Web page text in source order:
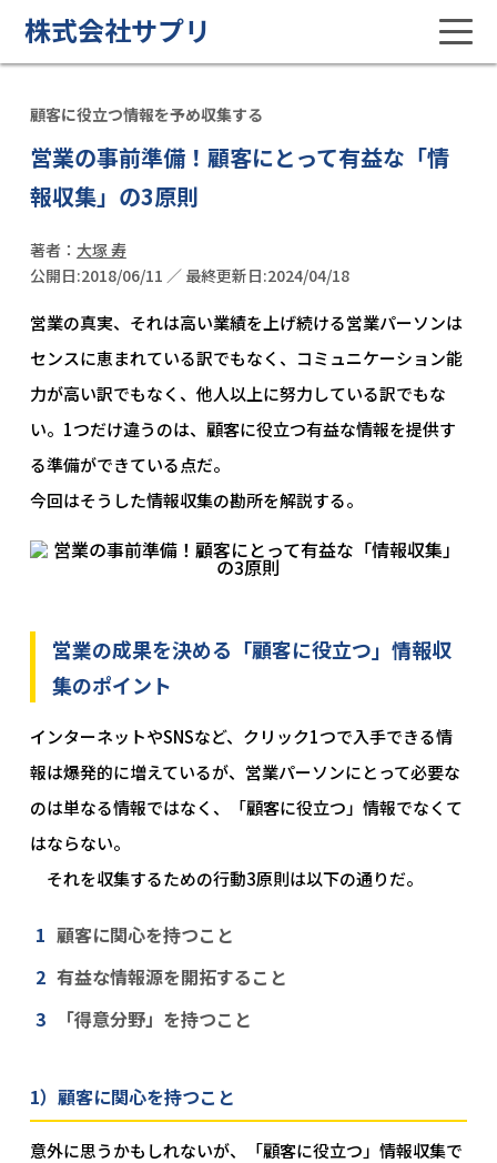
株式会社サプリ
顧客に役立つ情報を予め収集する
営業の事前準備！顧客にとって有益な「情
報収集」の3原則
著者： 大塚 寿
公開日:2018/06/11 ／ 最終更新日:2024/04/18
営業の真実、それは高い業績を上げ続ける営業パーソンは
センスに恵まれている訳でもなく、コミュニケーション能
力が高い訳でもなく、他人以上に努力している訳でもな
い。1つだけ違うのは、顧客に役立つ有益な情報を提供す
る準備ができている点だ。
今回はそうした情報収集の勘所を解説する。
営業の成果を決める「顧客に役立つ」情報収
集のポイント
インターネットやSNSなど、クリック1つで入手できる情
報は爆発的に増えているが、営業パーソンにとって必要な
のは単なる情報ではなく、「顧客に役立つ」情報でなくて
はならない。
それを収集するための行動3原則は以下の通りだ。
顧客に関心を持つこと
有益な情報源を開拓すること
「得意分野」を持つこと
1）顧客に関心を持つこと
意外に思うかもしれないが、「顧客に役立つ」情報収集で